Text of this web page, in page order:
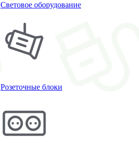
Световое оборудование
Розеточные блоки